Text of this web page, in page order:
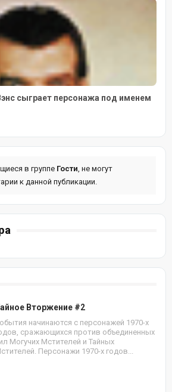
сыграет персонажа под именем
в группе Гости, не могут
к данной публикации.
Вторжение #2
начинаются с персонажей 1970-х
сражающихся против объединенных
Могучих Мстителей и Тайных
Персонажи 1970-х годов...